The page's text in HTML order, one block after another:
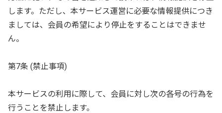
します。ただし、本サービス運営に必要な情報提供につき
ましては、会員の希望により停止をすることはできませ
ん。
第7条 (禁止事項)
本サービスの利用に際して、会員に対し次の各号の行為を
行うことを禁止します。